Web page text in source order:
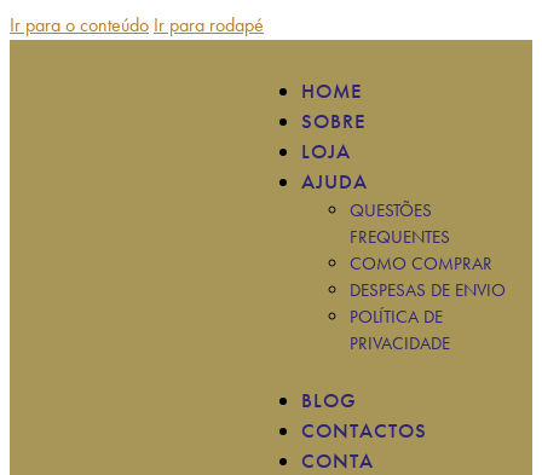
Ir para o conteúdo Ir para rodapé
HOME
SOBRE
LOJA
AJUDA
QUESTÕES
FREQUENTES
COMO COMPRAR
DESPESAS DE ENVIO
POLÍTICA DE
PRIVACIDADE
BLOG
CONTACTOS
CONTA